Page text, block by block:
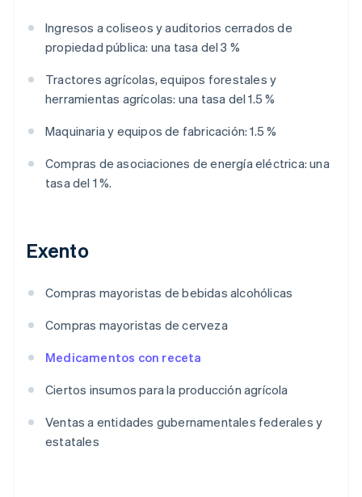
Ingresos a coliseos y auditorios cerrados de
propiedad pública: una tasa del 3 %
Tractores agrícolas, equipos forestales y
herramientas agrícolas: una tasa del 1.5 %
Maquinaria y equipos de fabricación: 1.5 %
Compras de asociaciones de energía eléctrica: una
tasa del 1 %.
Exento
Compras mayoristas de bebidas alcohólicas
Compras mayoristas de cerveza
Medicamentos con receta
Ciertos insumos para la producción agrícola
Ventas a entidades gubernamentales federales y
estatales